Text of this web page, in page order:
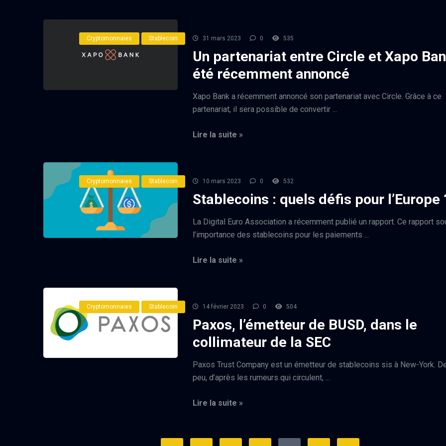
Cryptomonnaies Stablecoin 31 mars 2023 0 535
Un partenariat entre Circle et Xapo
été récemment annoncé
Xapo Bank a récemment annoncé son partenariat avec Circle. Grâce à ce
partenariat, il sera possible de convertir ...
Lire la suite »
Cryptomonnaies Stablecoin 10 mars 2023 0 532
Stablecoins : quels défis pour l’Europe
La Digital Euro Association a récemment publié un rapport. Ce rapport
l’importance des stablecoins pour les paiements ...
Lire la suite »
Cryptomonnaies Stablecoin 14 février 2023 0 504
Paxos, l’émetteur de BUSD, dans le
collimateur de la SEC
Paxos Trust Company est un émetteur de stablecoins sis à New-York.
peu, d’après les rumeurs qui circulent, ...
Lire la suite »